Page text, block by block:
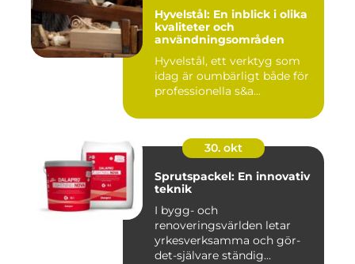
Hyvelstål: En inblick i olika
kvaliteter och
användningsområden
Hyvelstål, ett verktyg som
idag är oumbärligt både för
professionella s&a...
30. okt
Sprutspackel: En innovativ
teknik
I bygg- och
renoveringsvärlden letar
yrkesverksamma och gör-
det-självare ständig...